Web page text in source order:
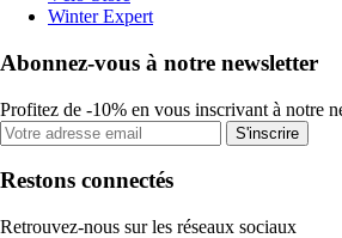
Winter Expert
Abonnez-vous à notre newsletter
Profitez de -10% en vous inscrivant à notre
S'inscrire
Restons connectés
Retrouvez-nous sur les réseaux sociaux